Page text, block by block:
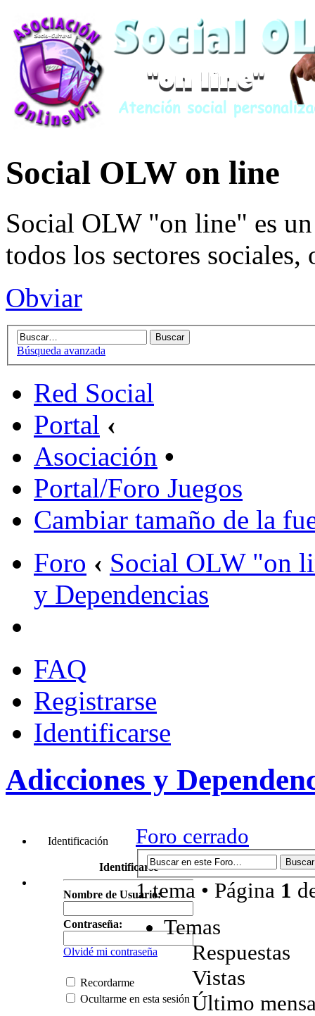
Social OLW on line
Social OLW "on line" es
todos los sectores sociales,
Obviar
Búsqueda avanzada
Red Social
Portal ‹
Asociación •
Portal/Foro Juegos
Cambiar tamaño de la
Foro ‹ Social OLW "on
y Dependencias
FAQ
Registrarse
Identificarse
Adicciones y
Identificación
Identificarse
Nombre de Usuario:
Contraseña:
Olvidé mi contraseña
Recordarme
Ocultarme en esta sesión
Foro cerrado
1 tema • Página 1
Temas
Respuestas
Vistas
Último